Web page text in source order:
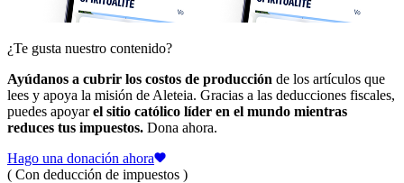
¿Te gusta nuestro contenido?
Ayúdanos a cubrir los costos de producción de los artículos que
lees y apoya la misión de Aleteia. Gracias a las deducciones fiscales,
puedes apoyarel sitio católico líder en el mundo mientras
reduces tus impuestos. Dona ahora.
Hago una donación ahora
( Con deducción de impuestos )